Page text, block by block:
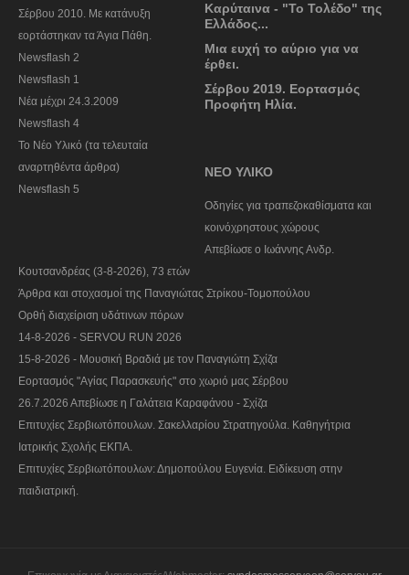
Σέρβου 2010. Με κατάνυξη
εορτάστηκαν τα Άγια Πάθη.
Newsflash 2
Newsflash 1
Nέα μέχρι 24.3.2009
Newsflash 4
Το Νέο Υλικό (τα τελευταία
αναρτηθέντα άρθρα)
Newsflash 5
Καρύταινα - "Το Τολέδο" της
Ελλάδος...
Μια ευχή το αύριο για να
έρθει.
Σέρβου 2019. Εορτασμός
Προφήτη Ηλία.
ΝΕΟ ΥΛΙΚΟ
Οδηγίες για τραπεζοκαθίσματα και
κοινόχρηστους χώρους
Απεβίωσε ο Ιωάννης Ανδρ.
Κουτσανδρέας (3-8-2026), 73 ετών
Άρθρα και στοχασμοί της Παναγιώτας Στρίκου-Τομοπούλου
Ορθή διαχείριση υδάτινων πόρων
14-8-2026 - SERVOU RUN 2026
15-8-2026 - Μουσική Βραδιά με τον Παναγιώτη Σχίζα
Εορτασμός "Αγίας Παρασκευής" στο χωριό μας Σέρβου
26.7.2026 Απεβίωσε η Γαλάτεια Καραφάνου - Σχίζα
Επιτυχίες Σερβιωτόπουλων. Σακελλαρίου Στρατηγούλα. Καθηγήτρια
Ιατρικής Σχολής ΕΚΠΑ.
Επιτυχίες Σερβιωτόπουλων: Δημοπούλου Ευγενία. Ειδίκευση στην
παιδιατρική.